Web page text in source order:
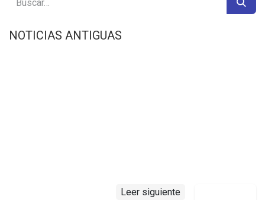
NOTICIAS ANTIGUAS
Leer siguiente